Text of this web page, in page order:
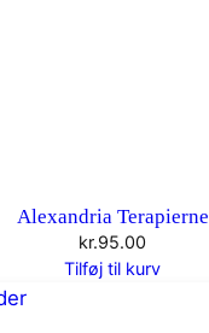
Alexandria Terapierne
kr.95.00
Tilføj til kurv